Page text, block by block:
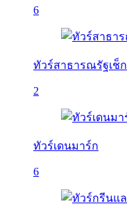
6
ทัวร์สาธารณรัฐเช็ก
2
ทัวร์เดนมาร์ก
6